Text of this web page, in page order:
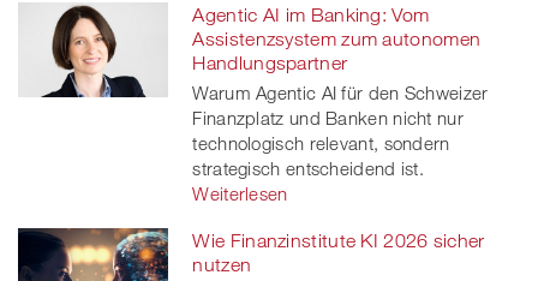
Agentic AI im Banking: Vom
Assistenzsystem zum autonomen
Handlungspartner
Warum Agentic AI für den Schweizer
Finanzplatz und Banken nicht nur
technologisch relevant, sondern
strategisch entscheidend ist.
Weiterlesen
Wie Finanzinstitute KI 2026 sicher
nutzen